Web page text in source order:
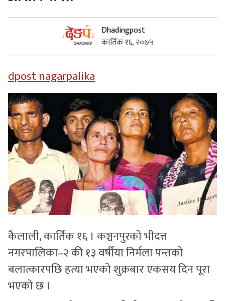
साहित्य / संस्कृति
सुचनाहरु
स्वास्थ्य
भिडियो
Dhadingpost
कार्तिक १६, २०७५
dpost nagarpalika
कैलाली, कार्तिक १६ । कञ्चनपुरको भीदत्त
नगरपालिका–२ की १३ वर्षीया निर्मला पन्तको
बलात्कारपछि हत्या भएको शुक्रबार एकसय दिन पूरा
भएको छ ।